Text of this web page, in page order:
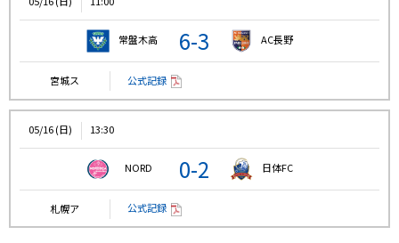
常盤木高 6-3 AC長野
宮城ス 公式記録
05/16 (日) 13:30
NORD 0-2 日体FC
札幌ア 公式記録